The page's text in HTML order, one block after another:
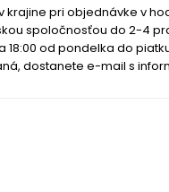
krajine pri objednávke v
spoločnosťou do 2-4
od pondelka do
dostanete e-mail s